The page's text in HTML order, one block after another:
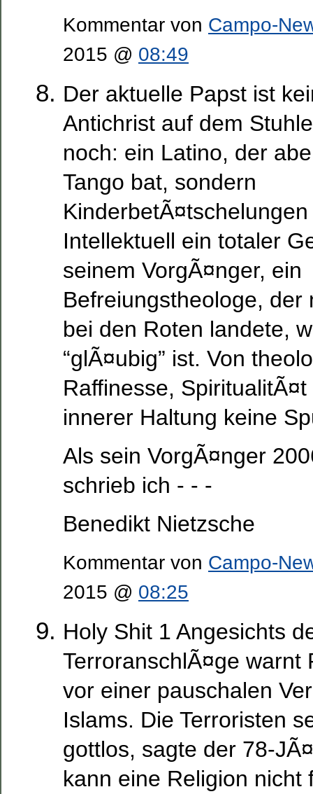
Kommentar von Campo-
2015 @ 08:49
Der aktuelle Papst ist
Antichrist auf dem
noch: ein Latino, der
Tango bat, sondern
Intellektuell ein totaler
seinem VorgÃ¤nger, ein
Befreiungstheologe, der
bei den Roten landete,
“glÃ¤ubig” ist. Von
Raffinesse,
innerer Haltung keine
Als sein VorgÃ¤nger
schrieb ich - - -
Benedikt Nietzsche
Kommentar von Campo-
2015 @ 08:25
Holy Shit 1 Angesichts
TerroranschlÃ¤ge warnt
vor einer pauschalen
Islams. Die Terroristen
gottlos, sagte der 78-
kann eine Religion